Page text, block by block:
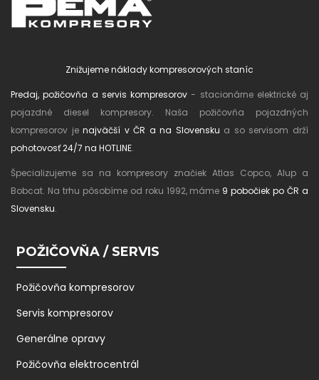
Znižujeme náklady kompresorových staníc
Predaj, požičovňa a servis kompresorov - stacionárne elektrické aj
pojazdné diesel kompresory. Naša požičovňa pojazdných
kompresorov jenajväčší v ČR a na Slovensku a so servisom drží
pohotovosť 24/7 na HOTLINE.
Špecializujeme sa na kompresory značiek Atlas Copco, Alup a
Bobcat. Na trhu pôsobíme od roku 1992, máme 9 pobočiek po ČR a
Slovensku.
POŽIČOVŇA / SERVIS
Požičovňa kompresorov
Servis kompresorov
Generálne opravy
Požičovňa elektrocentrál